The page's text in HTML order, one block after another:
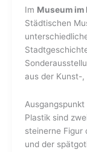
Im Museum
Städtischen
aus der Kunst-
Plastik sind
steinerne Figur
und der